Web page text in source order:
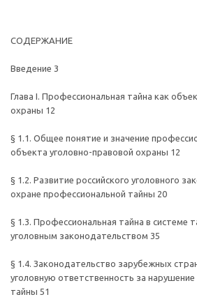
СОДЕРЖАНИЕ
Введение 3
Глава I. Профессиональная тайна как
охраны 12
§ 1.1. Общее понятие и значение
объекта уголовно-правовой охраны 12
§ 1.2. Развитие российского уголовного
охране профессиональной тайны 20
§ 1.3. Профессиональная тайна в системе
уголовным законодательством 35
§ 1.4. Законодательство зарубежных
уголовную ответственность за
тайны 51